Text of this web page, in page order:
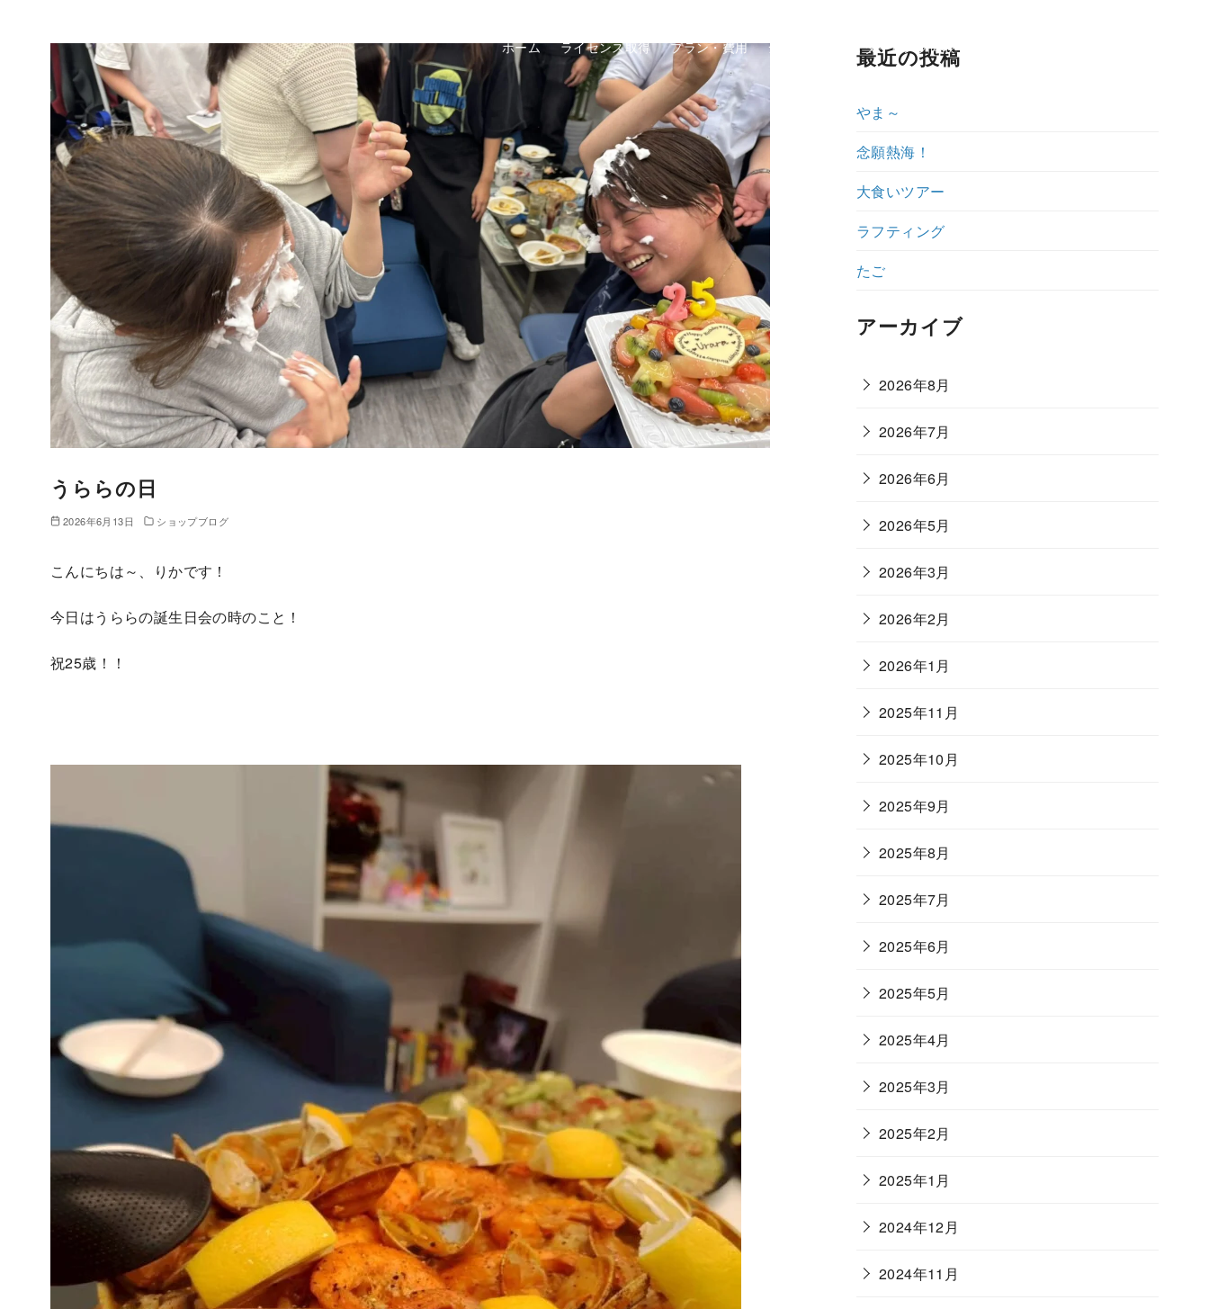
ホーム ライセンス取得 プラン・費用 ショップ紹介 ダイビング体験ブログ
うららの日
2026年6月13日 ショップブログ
こんにちは～、りかです！
今日はうららの誕生日会の時のこと！
祝25歳！！
最近の投稿
やま～
念願熱海！
大食いツアー
ラフティング
たご
アーカイブ
2026年8月
2026年7月
2026年6月
2026年5月
2026年3月
2026年2月
2026年1月
2025年11月
2025年10月
2025年9月
2025年8月
2025年7月
2025年6月
2025年5月
2025年4月
2025年3月
2025年2月
2025年1月
2024年12月
2024年11月